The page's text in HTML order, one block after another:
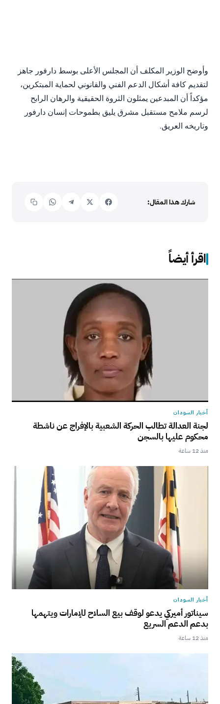
​وأوضح الوزير المكلف أن المجلس الأعلى بوسط دارفور جاهز
لتقديم كافة أشكال الدعم الفني والقانوني لحماية المبتكرين،
مؤكداً أن المبدعين يمثلون الثروة الحقيقية والرهان الرابح
لرسم ملامح مستقبل مشرق يليق بطموحات إنسان دارفور
وتاريخه العريق.
شارك هذا المقال:
اقرأ أيضاً
أخبار السودان
لجنة العدالة تطالب الحركة الشعبية بالإفراج عن ناشطة
محكوم عليها بالسجن
منذ 12 ساعة
أخبار السودان
سيناتور أميركي يدعو لوقف بيع السلاح للإمارات ويتهمها
بدعم الدعم السريع
منذ 12 ساعة